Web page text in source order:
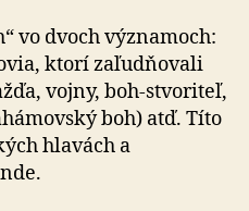
vo dvoch významoch:
ktorí zaľudňovali
vojny, boh-stvoriteľ,
boh) atď. Títo
hlavách a